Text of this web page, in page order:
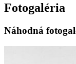
Fotogaléria
Náhodná